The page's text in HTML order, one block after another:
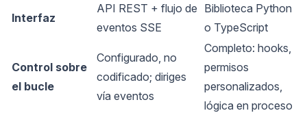
Interfaz
API REST + flujo de
eventos SSE
Biblioteca Python
o TypeScript
Control sobre
el bucle
Configurado, no
codificado; diriges
vía eventos
Completo: hooks,
permisos
personalizados,
lógica en proceso